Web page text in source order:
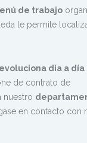
de trabajo
le permite
día a día
de contrato de
nuestro
en contacto con